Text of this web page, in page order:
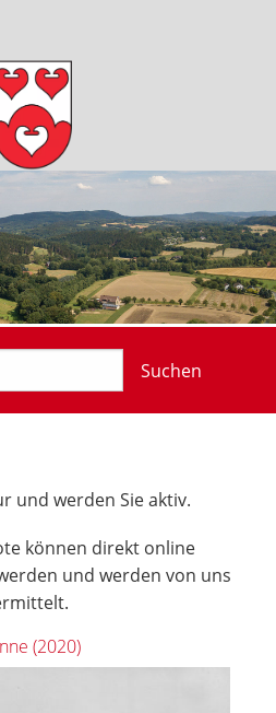
Suchen
und werden Sie aktiv.
können direkt online
und werden von uns
(2020)